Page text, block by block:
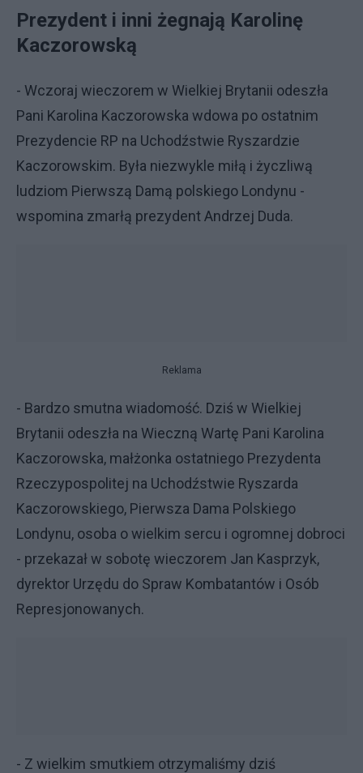
Prezydent i inni żegnają Karolinę
Kaczorowską
- Wczoraj wieczorem w Wielkiej Brytanii odeszła
Pani Karolina Kaczorowska wdowa po ostatnim
Prezydencie RP na Uchodźstwie Ryszardzie
Kaczorowskim. Była niezwykle miłą i życzliwą
ludziom Pierwszą Damą polskiego Londynu -
wspomina zmarłą prezydent Andrzej Duda.
Reklama
- Bardzo smutna wiadomość. Dziś w Wielkiej
Brytanii odeszła na Wieczną Wartę Pani Karolina
Kaczorowska, małżonka ostatniego Prezydenta
Rzeczypospolitej na Uchodźstwie Ryszarda
Kaczorowskiego, Pierwsza Dama Polskiego
Londynu, osoba o wielkim sercu i ogromnej dobroci
- przekazał w sobotę wieczorem Jan Kasprzyk,
dyrektor Urzędu do Spraw Kombatantów i Osób
Represjonowanych.
- Z wielkim smutkiem otrzymaliśmy dziś